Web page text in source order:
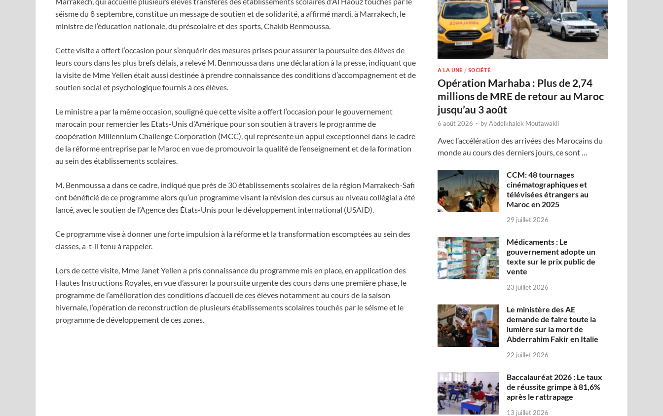
séisme du 8 septembre, constitue un message de soutien et de solidarité, a affirmé mardi, à Marrakech, le
ministre de l’éducation nationale, du préscolaire et des sports, Chakib Benmoussa.
Cette visite a offert l’occasion pour s’enquérir des mesures prises pour assurer la poursuite des élèves de
leurs cours dans les plus brefs délais, a relevé M. Benmoussa dans une déclaration à la presse, indiquant que
la visite de Mme Yellen était aussi destinée à prendre connaissance des conditions d’accompagnement et de
soutien social et psychologique fournis à ces élèves.
Le ministre a par la même occasion, souligné que cette visite a offert l’occasion pour le gouvernement
marocain pour remercier les Etats-Unis d’Amérique pour son soutien à travers le programme de
coopération Millennium Challenge Corporation (MCC), qui représente un appui exceptionnel dans le cadre
de la réforme entreprise par le Maroc en vue de promouvoir la qualité de l’enseignement et de la formation
au sein des établissements scolaires.
M. Benmoussa a dans ce cadre, indiqué que près de 30 établissements scolaires de la région Marrakech-Safi
ont bénéficié de ce programme alors qu’un programme visant la révision des cursus au niveau collégial a été
lancé, avec le soutien de l’Agence des États-Unis pour le développement international (USAID).
Ce programme vise à donner une forte impulsion à la réforme et la transformation escomptées au sein des
classes, a-t-il tenu à rappeler.
Lors de cette visite, Mme Janet Yellen a pris connaissance du programme mis en place, en application des
Hautes Instructions Royales, en vue d’assurer la poursuite urgente des cours dans une première phase, le
programme de l’amélioration des conditions d’accueil de ces élèves notamment au cours de la saison
hivernale, l’opération de reconstruction de plusieurs établissements scolaires touchés par le séisme et le
programme de développement de ces zones.
A LA UNE /SOCIÉTÉ
Opération Marhaba : Plus de 2,74
millions de MRE de retour au Maroc
jusqu’au 3 août
6 août 2026 - byAbdelkhalek Moutawakil
Avec l’accélération des arrivées des Marocains du
monde au cours des derniers jours, ce sont …
CCM: 48 tournages
cinématographiques et
télévisées étrangers au
Maroc en 2025
29 juillet 2026
Médicaments : Le
gouvernement adopte un
texte sur le prix public de
vente
23 juillet 2026
Le ministère des AE
demande de faire toute la
lumière sur la mort de
Abderrahim Fakir en Italie
22 juillet 2026
Baccalauréat 2026 : Le taux
de réussite grimpe à 81,6%
après le rattrapage
13 juillet 2026